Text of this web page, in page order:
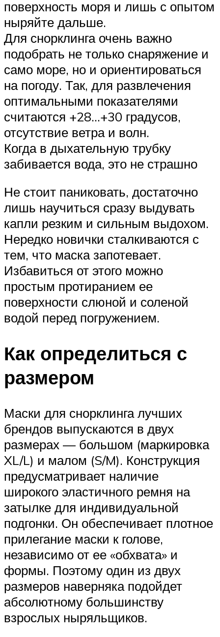
поверхность моря и лишь с опытом
ныряйте дальше.
Для снорклинга очень важно
подобрать не только снаряжение и
само море, но и ориентироваться
на погоду. Так, для развлечения
оптимальными показателями
считаются +28…+30 градусов,
отсутствие ветра и волн.
Когда в дыхательную трубку
забивается вода, это не страшно
Не стоит паниковать, достаточно
лишь научиться сразу выдувать
капли резким и сильным выдохом.
Нередко новички сталкиваются с
тем, что маска запотевает.
Избавиться от этого можно
простым протиранием ее
поверхности слюной и соленой
водой перед погружением.
Как определиться с
размером
Маски для снорклинга лучших
брендов выпускаются в двух
размерах — большом (маркировка
XL/L) и малом (S/M). Конструкция
предусматривает наличие
широкого эластичного ремня на
затылке для индивидуальной
подгонки. Он обеспечивает плотное
прилегание маски к голове,
независимо от ее «обхвата» и
формы. Поэтому один из двух
размеров наверняка подойдет
абсолютному большинству
взрослых ныряльщиков.